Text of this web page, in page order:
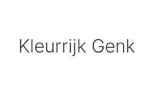
Kleurrijk Genk